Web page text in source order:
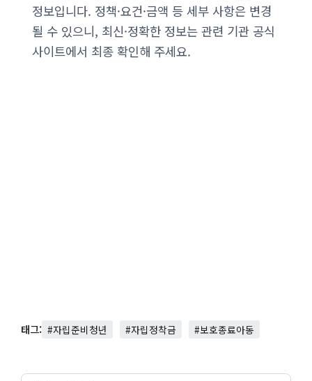
정보입니다. 정책·요건·금액 등 세부 사항은 변경
될 수 있으니, 최신·정확한 정보는 관련 기관 공식
사이트에서 최종 확인해 주세요.
태그: #자립준비청년 #자립정착금 #보호종료아동